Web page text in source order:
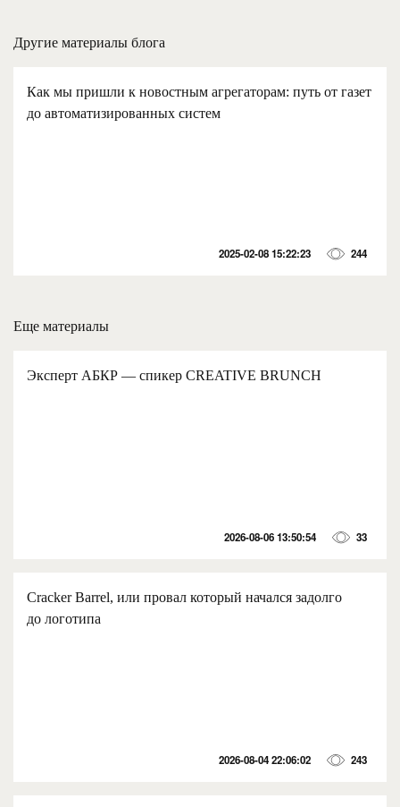
Другие материалы блога
Как мы пришли к новостным агрегаторам: путь от газет
до автоматизированных систем
2025-02-08 15:22:23 244
Еще материалы
Эксперт АБКР — спикер CREATIVE BRUNCH
2026-08-06 13:50:54 33
Cracker Barrel, или провал который начался задолго
до логотипа
2026-08-04 22:06:02 243